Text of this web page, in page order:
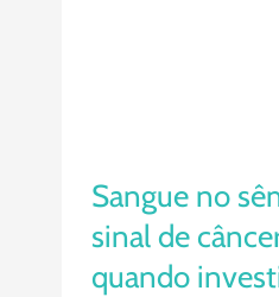
Sangue no
sinal de
quando